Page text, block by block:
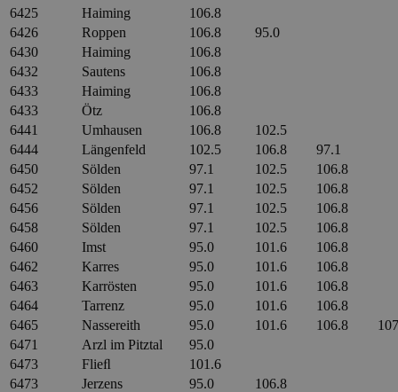
6425
Haiming
106.8
6426
Roppen 106.8
95.0
6430
Haiming
106.8
6432
Sautens
106.8
6433
Haiming
106.8
6433
Ötz
106.8
6441
Umhausen 106.8
102.5
6444
Längenfeld 102.5 106.8
97.1
6450
Sölden 97.1 102.5
106.8
6452
Sölden 97.1 102.5
106.8
6456
Sölden 97.1 102.5
106.8
6458
Sölden 97.1 102.5
106.8
6460
Imst 95.0 101.6
106.8
6462
Karres 95.0 101.6
106.8
6463
Karrösten 95.0 101.6
106.8
6464
Tarrenz 95.0 101.6
106.8
6465
Nassereith 95.0 101.6 106.8
6471
Arzl im Pitztal
95.0
6473
Flieﬂ
101.6
6473
Jerzens 95.0
106.8